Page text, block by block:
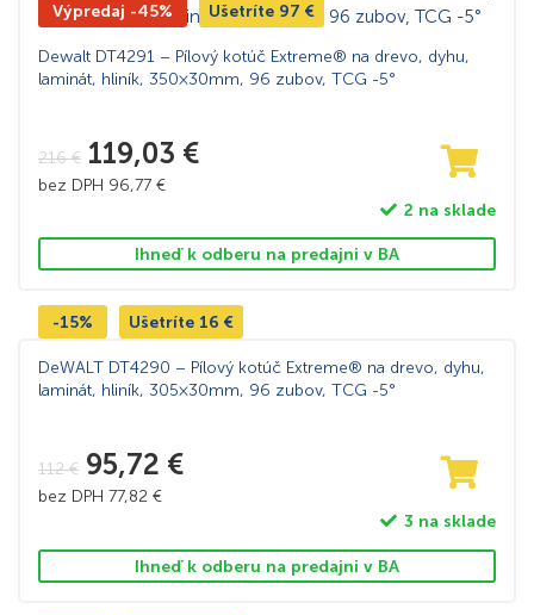
Výpredaj -45% Ušetríte 97 €
Dewalt DT4291 – Pílový kotúč Extreme® na drevo, dyhu,
laminát, hliník, 350×30mm, 96 zubov, TCG -5°
216€ 119,03 €
bez DPH 96,77 €
2 na sklade
Ihneď k odberu na predajni v BA
-15% Ušetríte 16 €
DeWALT DT4290 – Pílový kotúč Extreme® na drevo, dyhu,
laminát, hliník, 305×30mm, 96 zubov, TCG -5°
112€ 95,72 €
bez DPH 77,82 €
3 na sklade
Ihneď k odberu na predajni v BA